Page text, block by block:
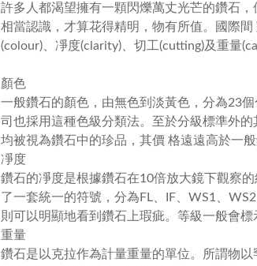
許多人都渴望擁有一顆閃爍萬丈光芒的鑽石
相當認識，才算花得精明，物有所值。國際
(colour) 、凈度(clarity) 、切工 (cutting)及重量
顏色
一般鑽石的顏色，由無色到淡黃色，分為23個
司也採用這種色級分類法。至於分級標準外
均被視為鑽石中的珍品，其價 格遠遠高於一般
凈度
鑽石的凈度是根據鑽石在10倍放大鏡下觀察
了一套統一的符號，分為 FL IF WS1 WS2
則可以明顯地看到鑽石上瑕疵。等級一般會
重量
鑽石是以克拉作為計量重量的單位。所謂物